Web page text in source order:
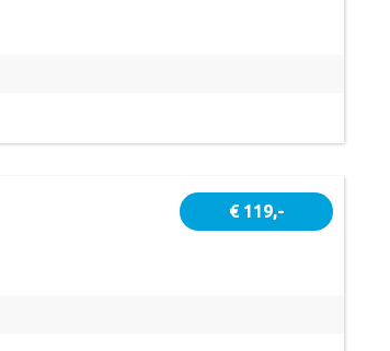
€ 119,-